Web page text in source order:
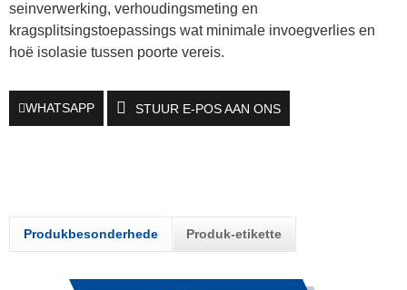
seinverwerking, verhoudingsmeting en
kragsplitsingstoepassings wat minimale invoegverlies en
hoë isolasie tussen poorte vereis.
WHATSAPP STUUR E-POS AAN ONS
Produkbesonderhede Produk-etikette